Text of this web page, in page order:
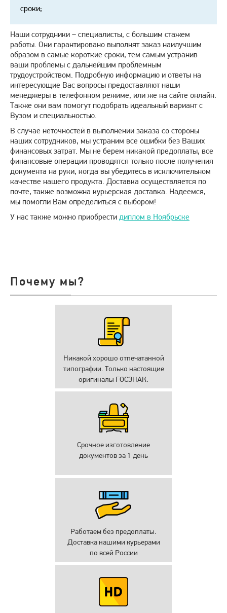
сроки;
Наши сотрудники – специалисты, с большим стажем
работы. Они гарантировано выполнят заказ наилучшим
образом в самые короткие сроки, тем самым устранив
ваши проблемы с дальнейшим проблемным
трудоустройством. Подробную информацию и ответы на
интересующие Вас вопросы предоставляют наши
менеджеры в телефонном режиме, или же на сайте онлайн.
Также они вам помогут подобрать идеальный вариант с
Вузом и специальностью.
В случае неточностей в выполнении заказа со стороны
наших сотрудников, мы устраним все ошибки без Ваших
финансовых затрат. Мы не берем никакой предоплаты, все
финансовые операции проводятся только после получения
документа на руки, когда вы убедитесь в исключительном
качестве нашего продукта. Доставка осуществляется по
почте, также возможна курьерская доставка. Надеемся,
мы помогли Вам определиться с выбором!
У нас также можно приобрести диплом в Ноябрьске
Почему мы?
Никакой хорошо отпечатанной
типографии. Только настоящие
оригиналы ГОСЗНАК.
Срочное изготовление
документов за 1 день
Работаем без предоплаты.
Доставка нашими курьерами
по всей России